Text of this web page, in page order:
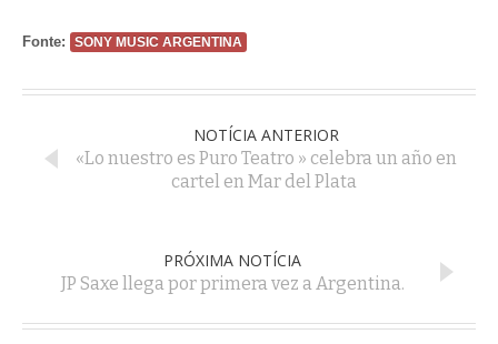
Fonte: SONY MUSIC ARGENTINA
NOTÍCIA ANTERIOR
«Lo nuestro es Puro Teatro » celebra un año en
cartel en Mar del Plata
PRÓXIMA NOTÍCIA
JP Saxe llega por primera vez a Argentina.